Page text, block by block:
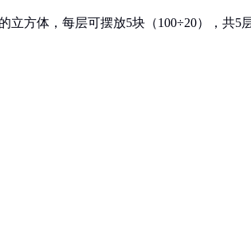
方体，每层可摆放5块（100÷20），共5